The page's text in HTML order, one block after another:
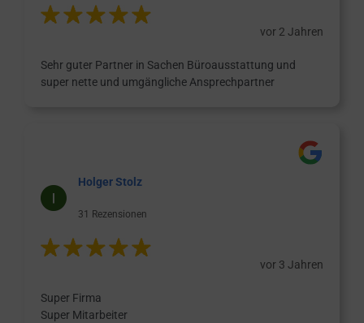
vor 2 Jahren
Sehr guter Partner in Sachen Büroausstattung und
super nette und umgängliche Ansprechpartner
Holger Stolz
31 Rezensionen
vor 3 Jahren
Super Firma
Super Mitarbeiter